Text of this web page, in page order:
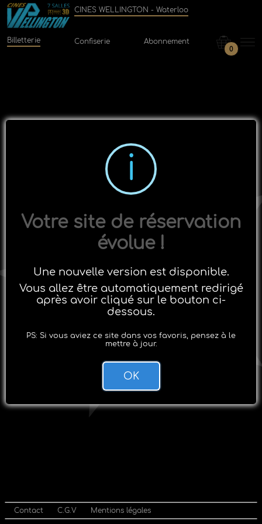
CINES WELLINGTON - Waterloo
Billetterie Confiserie Abonnement
0
Contact C.G.V Mentions légales
Votre site de réservation
évolue !
Une nouvelle version est disponible.
Vous allez être automatiquement redirigé
après avoir cliqué sur le bouton ci-
dessous.
PS: Si vous aviez ce site dans vos favoris, pensez à le
mettre à jour.
OK